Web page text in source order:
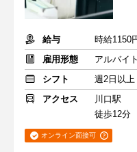
給与
時給1150
雇用形態
アルバイ
シフト
週2日以
アクセス
川口駅
徒歩12分
オンライン面接可